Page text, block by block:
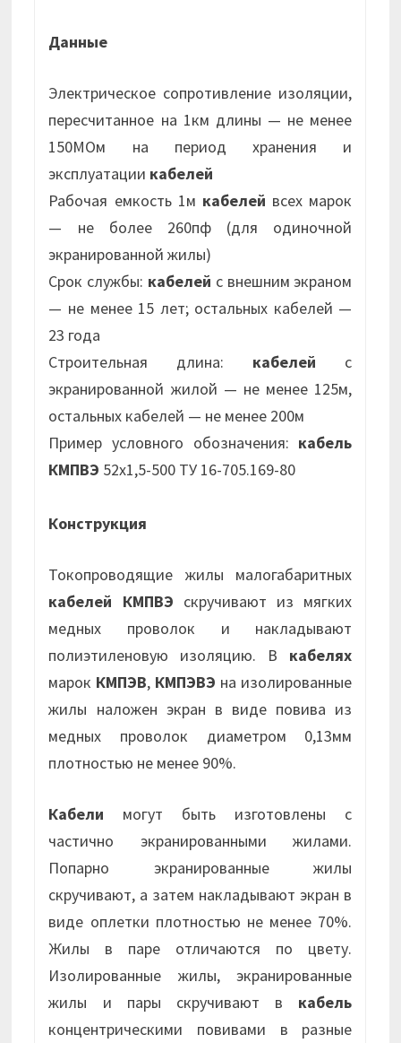
Данные
Электрическое сопротивление изоляции,
пересчитанное на 1км длины — не менее
150МОм на период хранения и
эксплуатации кабелей
Рабочая емкость 1м кабелей всех марок
— не более 260пф (для одиночной
экранированной жилы)
Срок службы: кабелей с внешним экраном
— не менее 15 лет; остальных кабелей —
23 года
Строительная длина: кабелей с
экранированной жилой — не менее 125м,
остальных кабелей — не менее 200м
Пример условного обозначения: кабель
КМПВЭ 52х1,5-500 ТУ 16-705.169-80
Конструкция
Токопроводящие жилы малогабаритных
кабелей КМПВЭ скручивают из мягких
медных проволок и накладывают
полиэтиленовую изоляцию. В кабелях
марок КМПЭВ, КМПЭВЭ на изолированные
жилы наложен экран в виде повива из
медных проволок диаметром 0,13мм
плотностью не менее 90%.
Кабели могут быть изготовлены с
частично экранированными жилами.
Попарно экранированные жилы
скручивают, а затем накладывают экран в
виде оплетки плотностью не менее 70%.
Жилы в паре отличаются по цвету.
Изолированные жилы, экранированные
жилы и пары скручивают в кабель
концентрическими повивами в разные